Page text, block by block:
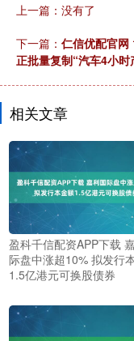
上一篇：没有了
下一篇： 仁信优配官网
正批量复制“汽车4小时
相关文章
盈科千信配资APP下载
际盘中涨超10% 拟发行
1.5亿港元可换股债券